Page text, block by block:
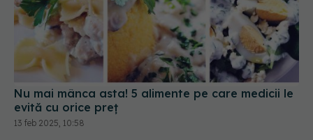
Nu mai mânca asta! 5 alimente pe care medicii le
evită cu orice preț
13 feb 2025, 10:58